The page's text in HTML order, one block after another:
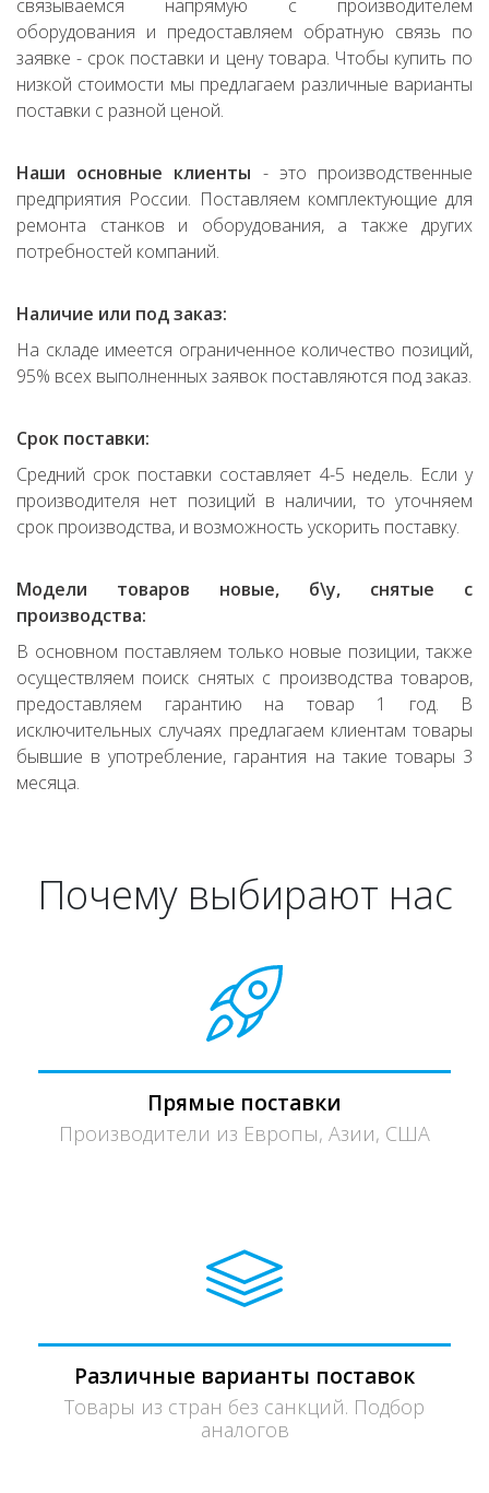
связываемся напрямую с производителем
оборудования и предоставляем обратную связь по
заявке - срок поставки и цену товара. Чтобы купить по
низкой стоимости мы предлагаем различные варианты
поставки с разной ценой.
Наши основные клиенты - это производственные
предприятия России. Поставляем комплектующие для
ремонта станков и оборудования, а также других
потребностей компаний.
Наличие или под заказ:
На складе имеется ограниченное количество позиций,
95% всех выполненных заявок поставляются под заказ.
Срок поставки:
Средний срок поставки составляет 4-5 недель. Если у
производителя нет позиций в наличии, то уточняем
срок производства, и возможность ускорить поставку.
Модели товаров новые, б\у, снятые с
производства:
В основном поставляем только новые позиции, также
осуществляем поиск снятых с производства товаров,
предоставляем гарантию на товар 1 год. В
исключительных случаях предлагаем клиентам товары
бывшие в употребление, гарантия на такие товары 3
месяца.
Почему выбирают нас
Прямые поставки
Производители из Европы, Азии, США
Различные варианты поставок
Товары из стран без санкций. Подбор
аналогов